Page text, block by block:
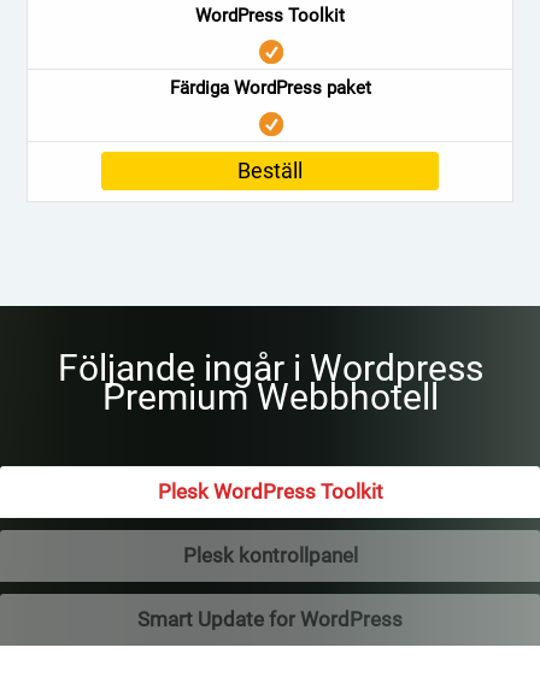
WordPress Toolkit
Färdiga WordPress paket
Beställ
Följande ingår i Wordpress
Premium Webbhotell
Plesk WordPress Toolkit
Plesk kontrollpanel
Smart Update for WordPress